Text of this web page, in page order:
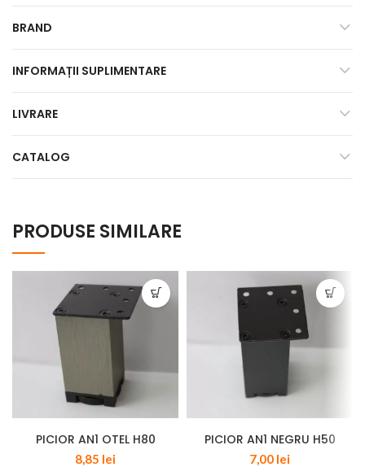
BRAND
INFORMAȚII SUPLIMENTARE
LIVRARE
CATALOG
PRODUSE SIMILARE
PICIOR AN1 OTEL H80
8,85 lei
PICIOR AN1 NEGRU H50
7,00 lei